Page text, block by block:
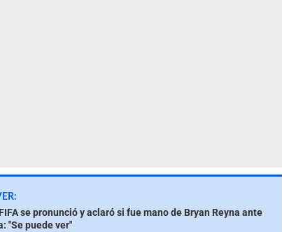
se pronunció y aclaró si fue mano de Bryan Reyna ante
"Se puede ver"